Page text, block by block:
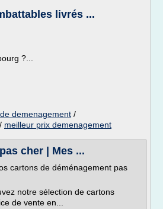
livrés ...
?...
demenagement /
/ meilleur prix demenagement
cher | Mes ...
cartons de déménagement pas
notre sélection de cartons
de vente en...